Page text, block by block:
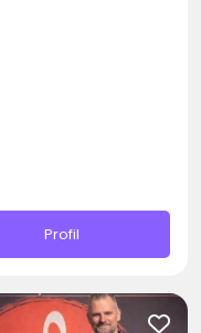
Profil